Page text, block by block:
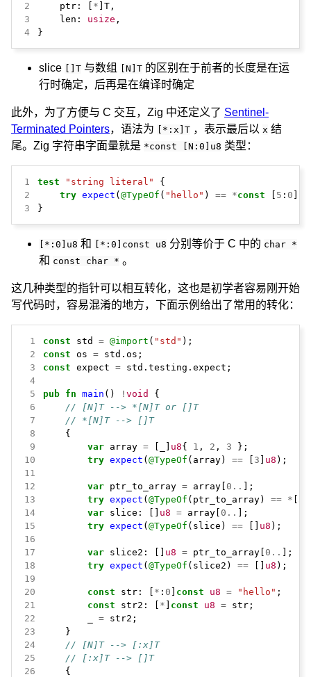
2
ptr: * ]T,
3
len: usize ,
4
}
slice []T 与数组 [N]T 的区别在于前者的长度是在运
行时确定，后再是在编译时确定
此外，为了方便与 C 交互，Zig 中还定义了 Sentinel-
Terminated Pointers，语法为 [*:x]T ，表示最后以 x 结
尾。Zig 字符串字面量就是 *const [N:0]u8 类型：
1 test "string literal"
{
2
try expect ( @TypeOf ( "hello" ) == *const 5 : 0
3
}
[*:0]u8 和 [*:0]const u8 分别等价于 C 中的 char *
和 const char * 。
这几种类型的指针可以相互转化，这也是初学者容易刚开始
写代码时，容易混淆的地方，下面示例给出了常用的转化：
1 const std = @import ( "std" );
2
const os =
std.os;
3
const expect =
std.testing.expect;
4
5
pub fn main () ! void
{
6
// [N]T --> *[N]T or []T
7
// *[N]T --> []T
8
{
9
var array = u8{ 1 , 2 , 3
};
10
try expect ( @TypeOf (array) == 3 u8 );
11
12
var ptr_to_array = array[ 0 ..
];
13
try expect ( @TypeOf (ptr_to_array) == *
14
var slice: u8 = array[ 0 ..
];
15
try expect ( @TypeOf (slice) == u8 );
16
17
var slice2: u8 = ptr_to_array[ 0 ..
];
18
try expect ( @TypeOf (slice2) == u8 );
19
20
const str: * : 0 const u8 = "hello" ;
21
const str2: * const u8 =
str;
22
=
str2;
23
}
24
// [N]T --> [:x]T
25
// [:x]T --> []T
26
{